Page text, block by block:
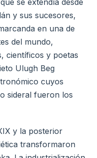
se extendía desde
y sus sucesores,
en una de
del mundo,
científicos y poetas
Ulugh Beg
cuyos
sideral fueron los
y la posterior
transformaron